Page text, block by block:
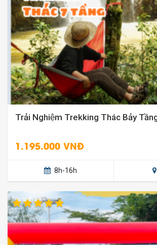
Trải Nghiệm Trekking Thác Bảy
1.195.000 VNĐ
8h-16h